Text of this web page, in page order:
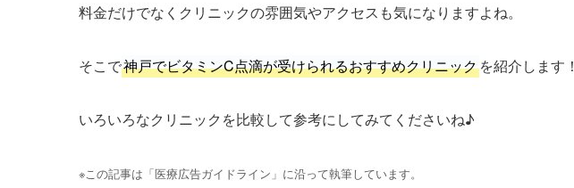
料金だけでなくクリニックの雰囲気やアクセスも気になりますよね。
そこで神戸でビタミンC点滴が受けられるおすすめクリニックを紹介します！
いろいろなクリニックを比較して参考にしてみてくださいね♪
※この記事は「医療広告ガイドライン」に沿って執筆しています。